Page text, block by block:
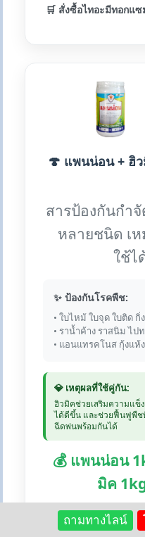
🛒 สั่งซื้อไทอะมีทอกแซ
🍄 แพนน่อน + ฮิ
สารป้องกันกำ
หลายชนิด เ
ใช้ไ
✨ ป้องกันโรคพืช:
• ใบไหม้ ใบจุด ใบติด กิ่
• ราน้ำค้าง ราสนิม ไป
• แอนแทรคโนส กุ้งแห้ง
💎 เหตุผลที่ใช้คู่กัน:
ฮิวมิคช่วยเสริมความแข็
ได้ดีขึ้น และช่วยฟื้นฟูพืช
ฉีดพ่นพร้อมกันได้
💰 แพนน่อน
มิค
🛒 สั่งซื้อแพนน่อน:
ถามทางไลน์